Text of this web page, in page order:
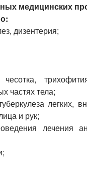
медицинских
дизентерия;
частях тела;
легких,
и рук;
лечения